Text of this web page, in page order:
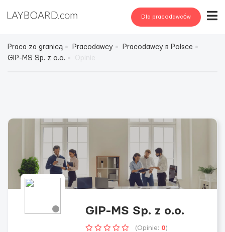
Dla pracodawców
Praca za granicą Pracodawcy
Pracodawcy в Polsce
GIP-MS Sp. z o.o.
GIP-MS Sp. z o.o.
(Opinie: 0)